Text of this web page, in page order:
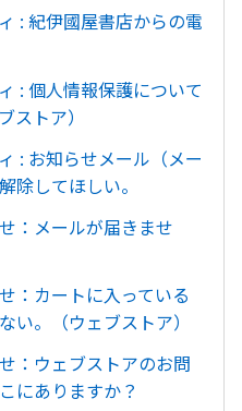
: 紀伊國屋書店からの電
: 個人情報保護について
ストア）
: お知らせメール（メー
除してほしい。
：メールが届きませ
：カートに入っている
い。（ウェブストア）
：ウェブストアのお問
にありますか？